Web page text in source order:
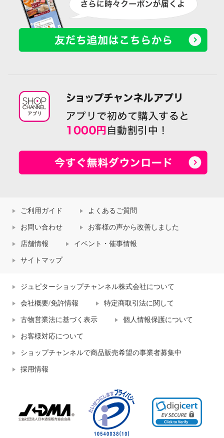
ご利用ガイド よくあるご質問
お問い合わせ お客様の声から改善しました
店舗情報 イベント・催事情報
サイトマップ
ジュピターショップチャンネル株式会社について
会社概要/免許情報 特定商取引法に関して
古物営業法に基づく表示 個人情報保護について
お客様対応について
ショップチャンネルで商品販売希望の事業者募集中
採用情報